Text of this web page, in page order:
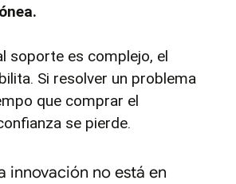
soporte es complejo, el
Si resolver un problema
que comprar el
se pierde.
innovación no está en